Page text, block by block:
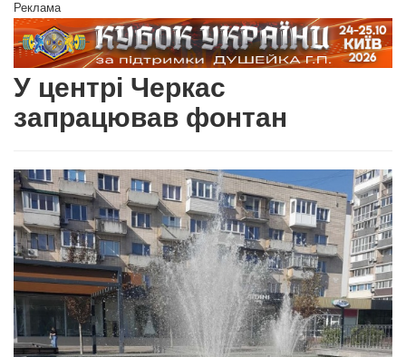
Реклама
У центрі Черкас
запрацював фонтан